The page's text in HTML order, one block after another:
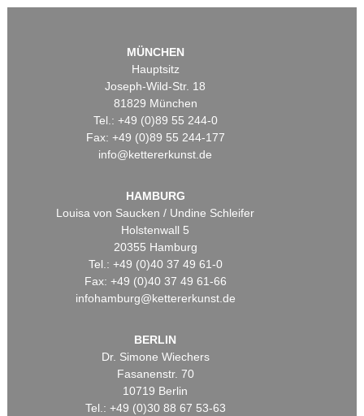
MÜNCHEN
Hauptsitz
Joseph-Wild-Str. 18
81829 München
Tel.: +49 (0)89 55 244-0
Fax: +49 (0)89 55 244-177
info@kettererkunst.de
HAMBURG
Louisa von Saucken / Undine Schleifer
Holstenwall 5
20355 Hamburg
Tel.: +49 (0)40 37 49 61-0
Fax: +49 (0)40 37 49 61-66
infohamburg@kettererkunst.de
BERLIN
Dr. Simone Wiechers
Fasanenstr. 70
10719 Berlin
Tel.: +49 (0)30 88 67 53-63